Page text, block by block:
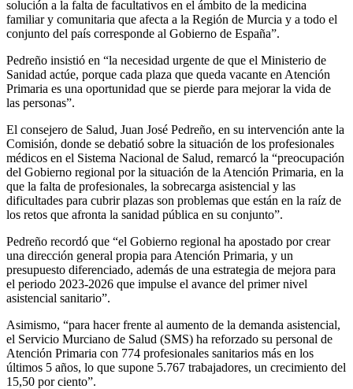
solución a la falta de facultativos en el ámbito de la medicina
familiar y comunitaria que afecta a la Región de Murcia y a todo el
conjunto del país corresponde al Gobierno de España”.
Pedreño insistió en “la necesidad urgente de que el Ministerio de
Sanidad actúe, porque cada plaza que queda vacante en Atención
Primaria es una oportunidad que se pierde para mejorar la vida de
las personas”.
El consejero de Salud, Juan José Pedreño, en su intervención ante la
Comisión, donde se debatió sobre la situación de los profesionales
médicos en el Sistema Nacional de Salud, remarcó la “preocupación
del Gobierno regional por la situación de la Atención Primaria, en la
que la falta de profesionales, la sobrecarga asistencial y las
dificultades para cubrir plazas son problemas que están en la raíz de
los retos que afronta la sanidad pública en su conjunto”.
Pedreño recordó que “el Gobierno regional ha apostado por crear
una dirección general propia para Atención Primaria, y un
presupuesto diferenciado, además de una estrategia de mejora para
el periodo 2023-2026 que impulse el avance del primer nivel
asistencial sanitario”.
Asimismo, “para hacer frente al aumento de la demanda asistencial,
el Servicio Murciano de Salud (SMS) ha reforzado su personal de
Atención Primaria con 774 profesionales sanitarios más en los
últimos 5 años, lo que supone 5.767 trabajadores, un crecimiento del
15,50 por ciento”.